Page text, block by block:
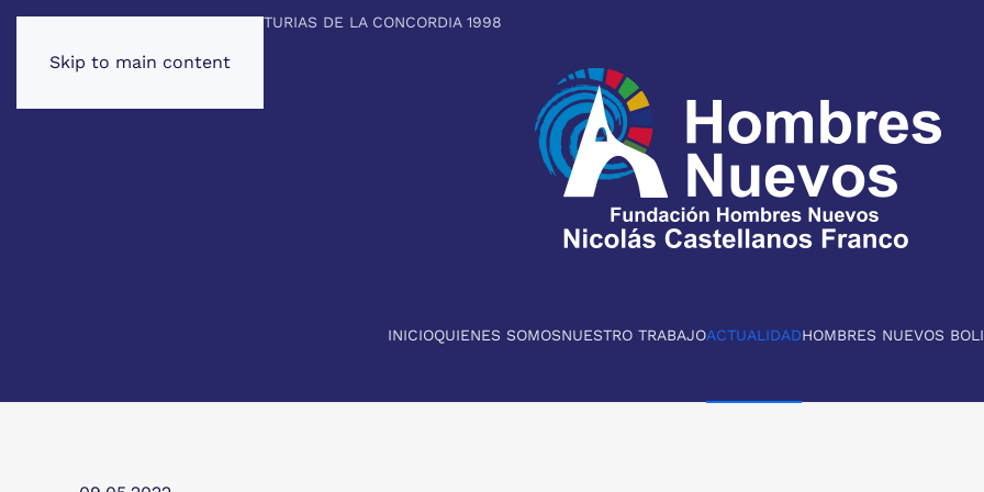
Skip to main content
PREMIO PRINCIPE DE ASTURIAS DE LA CONCORDIA 1998
INICIOQUIENES SOMOSNUESTRO TRABAJOACTUALIDADHOMBRES NUEVOS